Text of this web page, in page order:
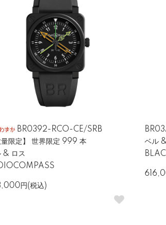
BR0392-RCO-CE/SRB
量限定】 世界限定 999 本
& ロス
円(税込)
ベル